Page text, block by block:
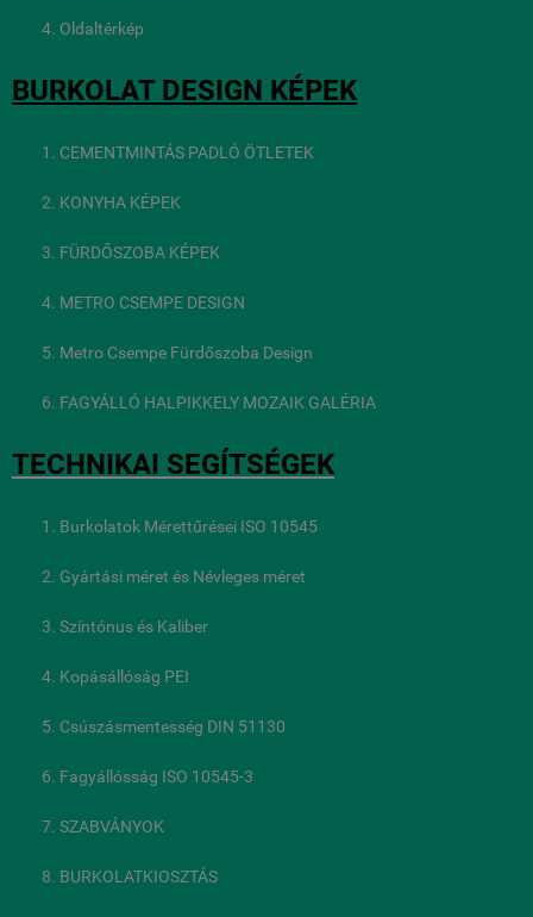
Oldaltérkép
BURKOLAT DESIGN KÉPEK
CEMENTMINTÁS PADLÓ ÖTLETEK
KONYHA KÉPEK
FÜRDŐSZOBA KÉPEK
METRO CSEMPE DESIGN
Metro Csempe Fürdőszoba Design
FAGYÁLLÓ HALPIKKELY MOZAIK GALÉRIA
TECHNIKAI SEGÍTSÉGEK
Burkolatok Mérettűrései ISO 10545
Gyártási méret és Névleges méret
Színtónus és Kaliber
Kopásállóság PEI
Csúszásmentesség DIN 51130
Fagyállósság ISO 10545-3
SZABVÁNYOK
BURKOLATKIOSZTÁS